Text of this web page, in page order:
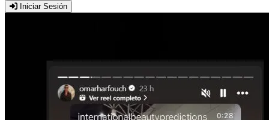
Iniciar Sesión